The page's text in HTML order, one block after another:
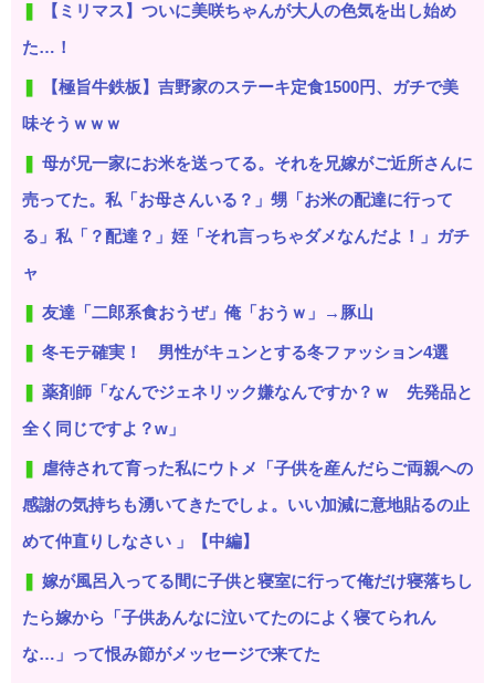
【ミリマス】ついに美咲ちゃんが大人の色気を出し始め
た…！
【極旨牛鉄板】吉野家のステーキ定食1500円、ガチで美
味そうｗｗｗ
母が兄一家にお米を送ってる。それを兄嫁がご近所さんに
売ってた。私「お母さんいる？」甥「お米の配達に行って
る」私「？配達？」姪「それ言っちゃダメなんだよ！」ガチ
ャ
友達「二郎系食おうぜ」俺「おうｗ」→豚山
冬モテ確実！ 男性がキュンとする冬ファッション4選
薬剤師「なんでジェネリック嫌なんですか？ｗ 先発品と
全く同じですよ？w」
虐待されて育った私にウトメ「子供を産んだらご両親への
感謝の気持ちも湧いてきたでしょ。いい加減に意地貼るの止
めて仲直りしなさい 」【中編】
嫁が風呂入ってる間に子供と寝室に行って俺だけ寝落ちし
たら嫁から「子供あんなに泣いてたのによく寝てられん
な…」って恨み節がメッセージで来てた